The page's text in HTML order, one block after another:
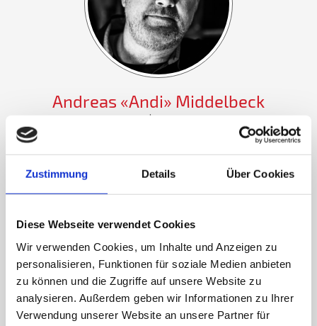
Zustimmung Details Über Cookies
Diese Webseite verwendet Cookies
Wir verwenden Cookies, um Inhalte und Anzeigen zu
personalisieren, Funktionen für soziale Medien anbieten
zu können und die Zugriffe auf unsere Website zu
analysieren. Außerdem geben wir Informationen zu Ihrer
Verwendung unserer Website an unsere Partner für
Andreas «Andi» Middelbeck
BASS | VOCALS